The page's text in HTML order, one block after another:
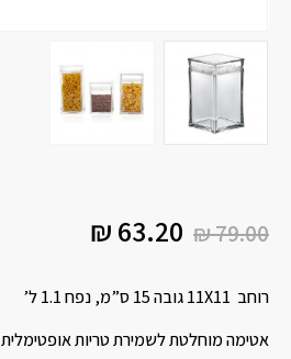
₪79.00
₪ 63.20
רוחב 11X11 גובה 15 ס”מ, נפח 1.1 ל’
אטימה מוחלטת לשמירת טריות אופטימלית